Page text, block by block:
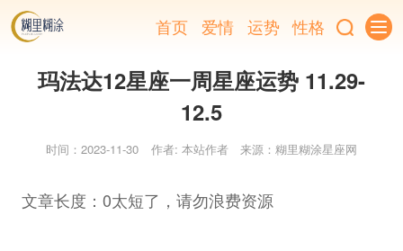
首页 爱情 运势 性格
玛法达12星座一周星座运势 11.29-
12.5
时间：2023-11-30 作者: 本站作者 来源：糊里糊涂星座网
文章长度：0太短了，请勿浪费资源